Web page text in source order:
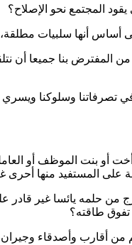
المجتمع نحو الإصلاح؟
أساس أنها سلبيات
بنا جميعا أن
في تصرفاتنا وسلوكنا
أو بنت الموظف أو
على المستفيد منها أحرى
حلمه يائسا غير قادر
تفوق طاقته؟
من أقارب وأصدقاء